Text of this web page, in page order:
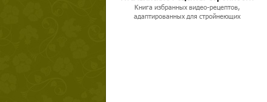
Книга избранных видео-рецептов,
адаптированных для стройнеющих